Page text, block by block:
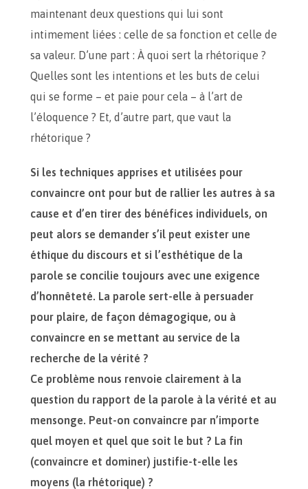
maintenant deux questions qui lui sont
intimement liées : celle de sa fonction et celle de
sa valeur. D’une part : À quoi sert la rhétorique ?
Quelles sont les intentions et les buts de celui
qui se forme – et paie pour cela – à l’art de
l’éloquence ? Et, d’autre part, que vaut la
rhétorique ?
Si les techniques apprises et utilisées pour
convaincre ont pour but de rallier les autres à sa
cause et d’en tirer des bénéfices individuels, on
peut alors se demander s’il peut exister une
éthique du discours et si l’esthétique de la
parole se concilie toujours avec une exigence
d’honnêteté. La parole sert-elle à persuader
pour plaire, de façon démagogique, ou à
convaincre en se mettant au service de la
recherche de la vérité ?
Ce problème nous renvoie clairement à la
question du rapport de la parole à la vérité et au
mensonge. Peut-on convaincre par n’importe
quel moyen et quel que soit le but ? La fin
(convaincre et dominer) justifie-t-elle les
moyens (la rhétorique) ?